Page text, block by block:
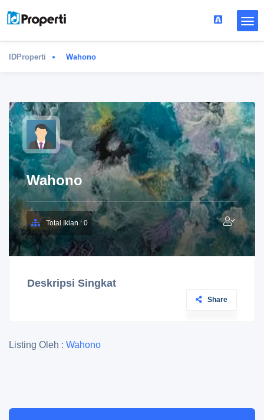
IDProperti Wahono
Wahono
Total Iklan : 0
Deskripsi Singkat
Share
Listing Oleh : Wahono